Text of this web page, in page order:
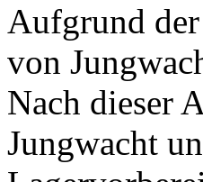
Aufgrund
von
Nach dieser
Jungwacht